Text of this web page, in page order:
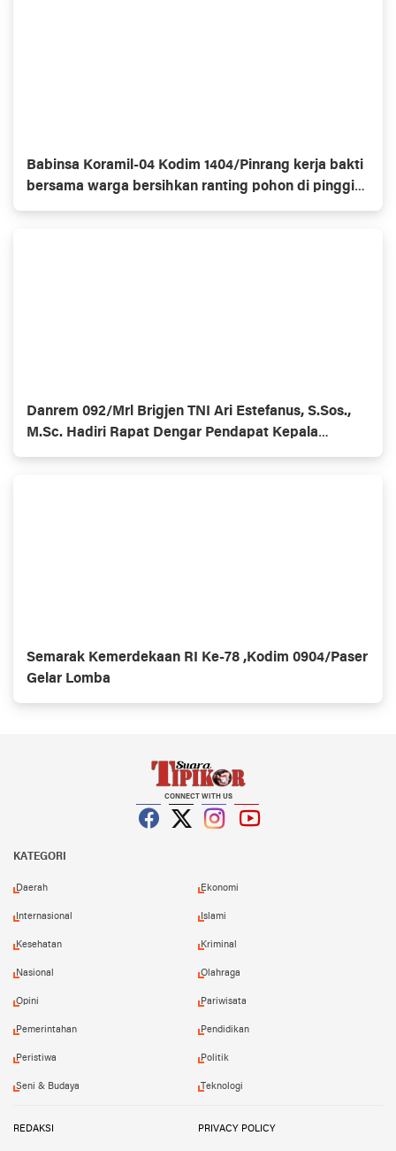
Babinsa Koramil-04 Kodim 1404/Pinrang kerja bakti
bersama warga bersihkan ranting pohon di pinggir
jalan
Danrem 092/Mrl Brigjen TNI Ari Estefanus, S.Sos.,
M.Sc. Hadiri Rapat Dengar Pendapat Kepala
Daerah Se-Provinsi Kalimantan Utara
Semarak Kemerdekaan RI Ke-78 ,Kodim 0904/Paser
Gelar Lomba
CONNECT WITH US
KATEGORI
Daerah Ekonomi
Internasional Islami
Kesehatan Kriminal
Nasional Olahraga
Opini Pariwisata
Pemerintahan Pendidikan
Peristiwa Politik
Seni & Budaya Teknologi
REDAKSI PRIVACY POLICY